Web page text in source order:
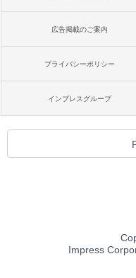
広告掲載のご案内
プライバシーポリシー
インプレスグループ
Impress